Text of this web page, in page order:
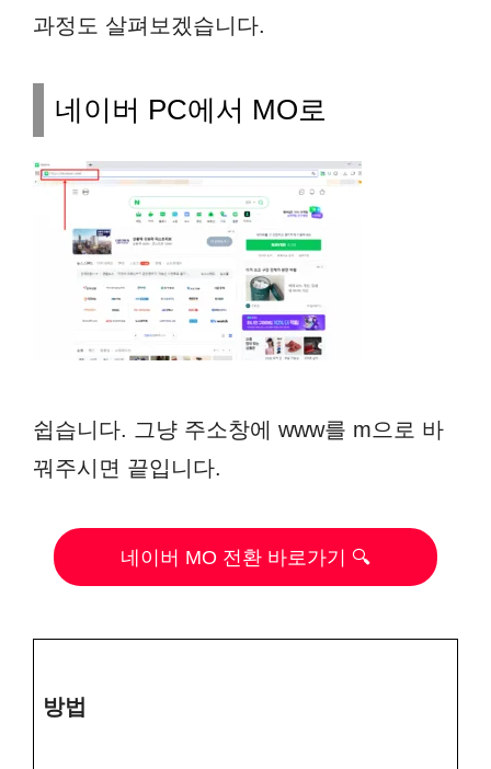
과정도 살펴보겠습니다.
네이버 PC에서 MO로
쉽습니다. 그냥 주소창에 www를 m으로 바
꿔주시면 끝입니다.
네이버 MO 전환 바로가기 🔍
방법